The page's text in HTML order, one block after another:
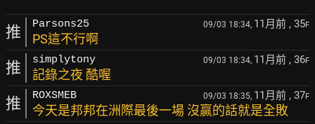
推 Parsons25 09/03 18:34, 11月前 , 35F
PS這不行啊
推 simplytony 09/03 18:34, 11月前 , 36F
記錄之夜 酷喔
推 ROXSMEB 09/03 18:35, 11月前 , 37F
今天是邦邦在洲際最後一場 沒贏的話就是全敗